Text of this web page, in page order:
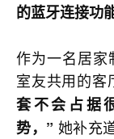
的蓝牙连接功
作为一名居家
室友共用的客
套不会占据
势，” 她补充道